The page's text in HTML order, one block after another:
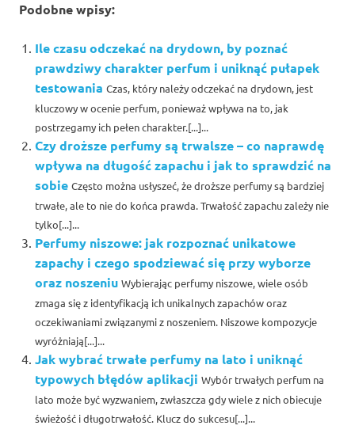
Podobne wpisy:
Ile czasu odczekać na drydown, by poznać
prawdziwy charakter perfum i uniknąć pułapek
testowania Czas, który należy odczekać na drydown, jest
kluczowy w ocenie perfum, ponieważ wpływa na to, jak
postrzegamy ich pełen charakter.[...]...
Czy droższe perfumy są trwalsze – co naprawdę
wpływa na długość zapachu i jak to sprawdzić na
sobie Często można usłyszeć, że droższe perfumy są bardziej
trwałe, ale to nie do końca prawda. Trwałość zapachu zależy nie
tylko[...]...
Perfumy niszowe: jak rozpoznać unikatowe
zapachy i czego spodziewać się przy wyborze
oraz noszeniu Wybierając perfumy niszowe, wiele osób
zmaga się z identyfikacją ich unikalnych zapachów oraz
oczekiwaniami związanymi z noszeniem. Niszowe kompozycje
wyróżniają[...]...
Jak wybrać trwałe perfumy na lato i uniknąć
typowych błędów aplikacji Wybór trwałych perfum na
lato może być wyzwaniem, zwłaszcza gdy wiele z nich obiecuje
świeżość i długotrwałość. Klucz do sukcesu[...]...